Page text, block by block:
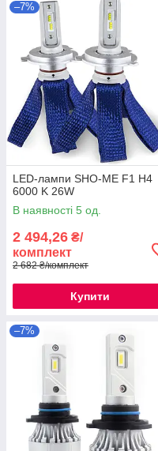
–7%
LED-лампи SHO-ME F1 H4
6000 K 26W
В наявності 5 од.
2 494,26 ₴/
комплект
2 682 ₴/комплект
Купити
–7%